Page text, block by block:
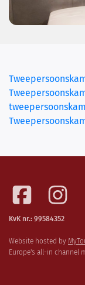
KvK nr.: 99584352
Website hosted by
Europe's all-in channel